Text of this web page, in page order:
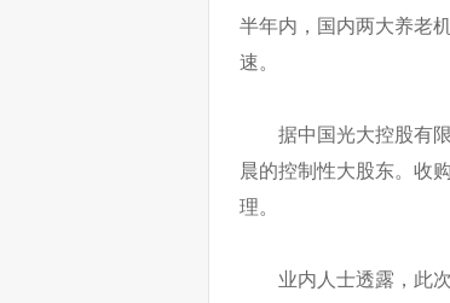
半年内，国内两大养老
速。
据中国光大控股有
晨的控制性大股东。收
理。
业内人士透露，此